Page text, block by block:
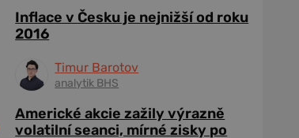
Inflace v Česku je nejnižší od roku
2016
Timur Barotov
analytik BHS
Americké akcie zažily výrazně
volatilní seanci, mírné zisky po